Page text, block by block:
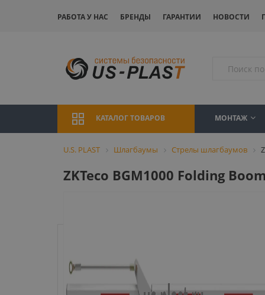
РАБОТА У НАС БРЕНДЫ ГАРАНТИИ НОВОСТИ
КАТАЛОГ ТОВАРОВ МОНТАЖ
U.S. PLAST Шлагбаумы Стрелы шлагбаумов
ZKTeco BGM1000 Folding